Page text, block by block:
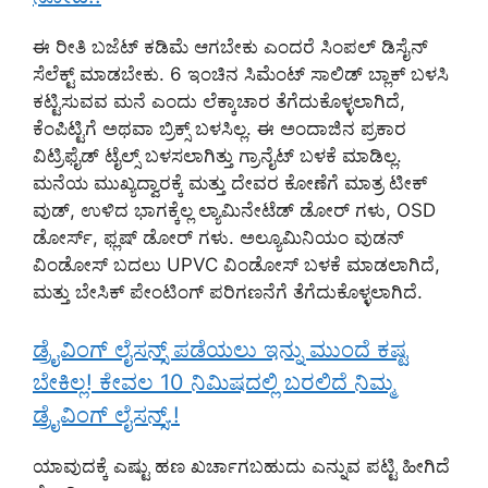
ಈ ರೀತಿ ಬಜೆಟ್ ಕಡಿಮೆ ಆಗಬೇಕು ಎಂದರೆ ಸಿಂಪಲ್ ಡಿಸೈನ್
ಸೆಲೆಕ್ಟ್ ಮಾಡಬೇಕು. 6 ಇಂಚಿನ ಸಿಮೆಂಟ್ ಸಾಲಿಡ್ ಬ್ಲಾಕ್ ಬಳಸಿ
ಕಟ್ಟಿಸುವವ ಮನೆ ಎಂದು ಲೆಕ್ಕಾಚಾರ ತೆಗೆದುಕೊಳ್ಳಲಾಗಿದೆ,
ಕೆಂಪಿಟ್ಟಿಗೆ ಅಥವಾ ಬ್ರಿಕ್ಸ್ ಬಳಸಿಲ್ಲ. ಈ ಅಂದಾಜಿನ ಪ್ರಕಾರ
ವಿಟ್ರಿಫೈಡ್ ಟೈಲ್ಸ್ ಬಳಸಲಾಗಿತ್ತು ಗ್ರಾನೈಟ್ ಬಳಕೆ ಮಾಡಿಲ್ಲ.
ಮನೆಯ ಮುಖ್ಯದ್ವಾರಕ್ಕೆ ಮತ್ತು ದೇವರ ಕೋಣೆಗೆ ಮಾತ್ರ ಟೀಕ್
ವುಡ್, ಉಳಿದ ಭಾಗಕ್ಕೆಲ್ಲ ಲ್ಯಾಮಿನೇಟೆಡ್ ಡೋರ್ ಗಳು, OSD
ಡೋರ್ಸ್, ಫ್ಲಷ್ ಡೋರ್ ಗಳು. ಅಲ್ಯೂಮಿನಿಯಂ ವುಡನ್
ವಿಂಡೋಸ್ ಬದಲು UPVC ವಿಂಡೋಸ್ ಬಳಕೆ ಮಾಡಲಾಗಿದೆ,
ಮತ್ತು ಬೇಸಿಕ್ ಪೇಂಟಿಂಗ್ ಪರಿಗಣನೆಗೆ ತೆಗೆದುಕೊಳ್ಳಲಾಗಿದೆ.
ಡ್ರೈವಿಂಗ್ ಲೈಸನ್ಸ್ ಪಡೆಯಲು ಇನ್ನು ಮುಂದೆ ಕಷ್ಟ
ಬೇಕಿಲ್ಲ! ಕೇವಲ 10 ನಿಮಿಷದಲ್ಲಿ ಬರಲಿದೆ ನಿಮ್ಮ
ಡ್ರೈವಿಂಗ್ ಲೈಸನ್ಸ್.!
ಯಾವುದಕ್ಕೆ ಎಷ್ಟು ಹಣ ಖರ್ಚಾಗಬಹುದು ಎನ್ನುವ ಪಟ್ಟಿ ಹೀಗಿದೆ